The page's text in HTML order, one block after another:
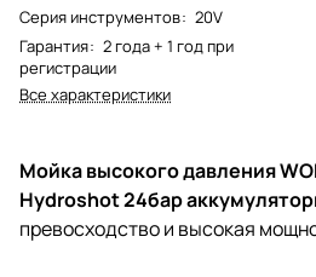
Серия инструментов: 20V
Гарантия: 2 года + 1 год при
регистрации
Все характеристики
Мойка высокого давления
Hydroshot 24бар
превосходство и высокая